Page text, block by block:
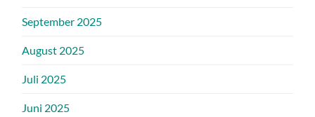
September 2025
August 2025
Juli 2025
Juni 2025